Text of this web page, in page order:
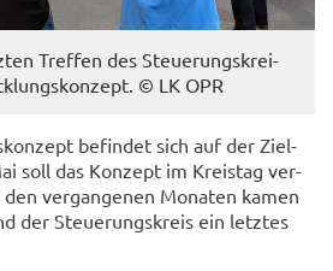
Tref­fen des Steue­rungs­krei­
© LK OPR
be­fin­det sich auf der Ziel­
soll das Kon­zept im Kreis­tag ver­
ver­gan­ge­nen Mo­na­ten kamen
der Steue­rungs­kreis ein letz­tes